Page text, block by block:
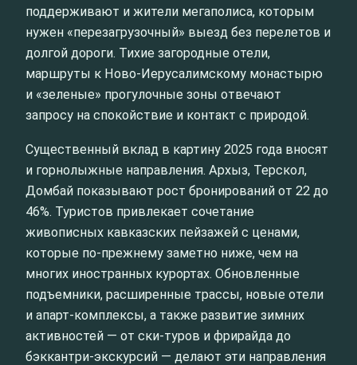
поддерживают и жители мегаполиса, которым
нужен «перезагрузочный» выезд без перелетов и
долгой дороги. Тихие загородные отели,
маршруты к Ново-Иерусалимскому монастырю
и «зеленые» прогулочные зоны отвечают
запросу на спокойствие и контакт с природой.
Существенный вклад в картину 2025 года вносят
и горнолыжные направления. Архыз, Терскол,
Домбай показывают рост бронирований от 22 до
46%. Туристов привлекает сочетание
живописных кавказских пейзажей с ценами,
которые по-прежнему заметно ниже, чем на
многих иностранных курортах. Обновленные
подъемники, расширенные трассы, новые отели
и апарт-комплексы, а также развитие зимних
активностей — от ски-туров и фрирайда до
бэккантри-экскурсий — делают эти направления